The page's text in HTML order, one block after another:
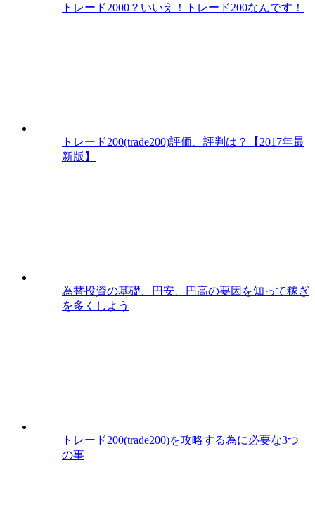
トレード2000？いいえ！トレード200なんです！
トレード200(trade200)評価、評判は？【2017年最
新版】
為替投資の基礎、円安、円高の要因を知って稼ぎ
を多くしよう
トレード200(trade200)を攻略する為に必要な3つ
の事